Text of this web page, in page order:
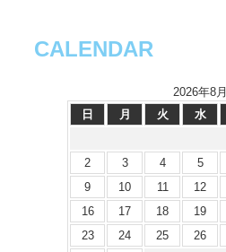
CALENDAR
2026年8月
日
月 火 水
2
3 4 5
9
10 11 12
16
17 18 19
23
24 25 26